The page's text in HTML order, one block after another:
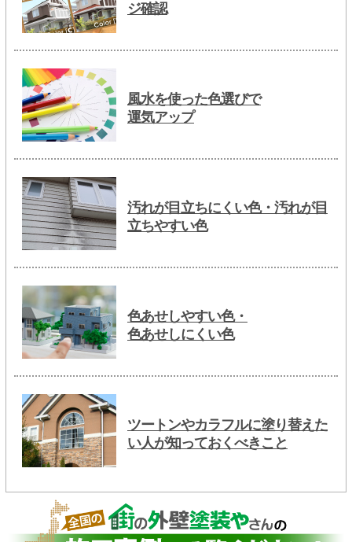
ジ確認
風水を使った色選びで
運気アップ
汚れが目立ちにくい色・汚れが目
立ちやすい色
色あせしやすい色・
色あせしにくい色
ツートンやカラフルに塗り替えた
い人が知っておくべきこと